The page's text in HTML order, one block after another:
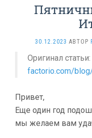
30.12.2023 АВТОР
Оригинал статьи:
factorio.com/
Привет,
Еще один год
мы желаем вам